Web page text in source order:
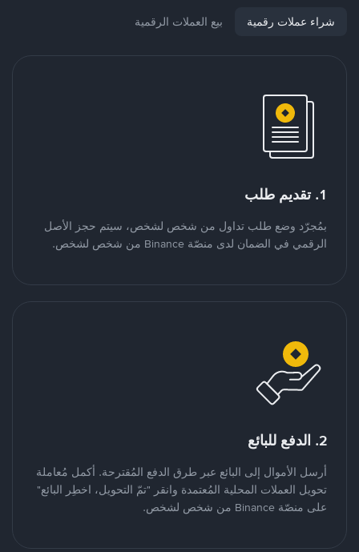
شراء عملات رقمية بيع العملات الرقمية
1. تقديم طلب
بمُجرّد وضع طلب تداول من شخص لشخص، سيتم حجز الأصل
الرقمي في الضمان لدى منصّة Binance من شخص لشخص.
2. الدفع للبائع
أرسل الأموال إلى البائع عبر طرق الدفع المُقترحة. أكمل مُعاملة
تحويل العملات المحلية المُعتمدة وانقر "تمّ التحويل، اخطِر البائع"
على منصّة Binance من شخص لشخص.